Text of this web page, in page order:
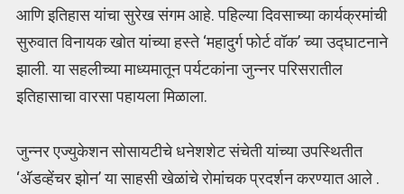
आणि इतिहास यांचा सुरेख संगम आहे. पहिल्या दिवसाच्या कार्यक्रमांची
सुरुवात विनायक खोत यांच्या हस्ते ‘महादुर्ग फोर्ट वॉक’ च्या उद्घाटनाने
झाली. या सहलीच्या माध्यमातून पर्यटकांना जुन्नर परिसरातील
इतिहासाचा वारसा पहायला मिळाला.
जुन्नर एज्युकेशन सोसायटीचे धनेशशेट संचेती यांच्या उपस्थितीत
‘ॲडव्हेंचर झोन’ या साहसी खेळांचे रोमांचक प्रदर्शन करण्यात आले .